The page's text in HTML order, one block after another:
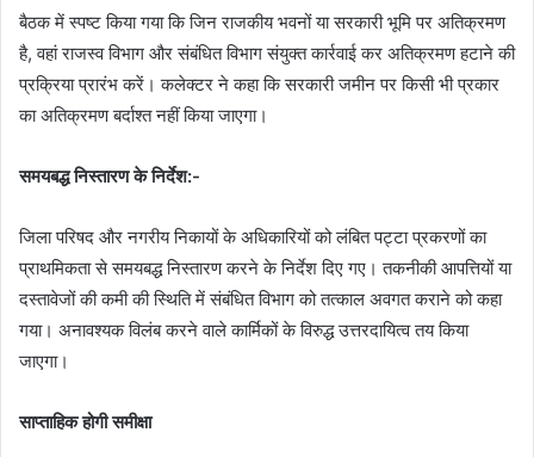
बैठक में स्पष्ट किया गया कि जिन राजकीय भवनों या सरकारी भूमि पर अतिक्रमण
है, वहां राजस्व विभाग और संबंधित विभाग संयुक्त कार्रवाई कर अतिक्रमण हटाने की
प्रक्रिया प्रारंभ करें। कलेक्टर ने कहा कि सरकारी जमीन पर किसी भी प्रकार
का अतिक्रमण बर्दाश्त नहीं किया जाएगा।
समयबद्ध निस्तारण के निर्देश:-
जिला परिषद और नगरीय निकायों के अधिकारियों को लंबित पट्टा प्रकरणों का
प्राथमिकता से समयबद्ध निस्तारण करने के निर्देश दिए गए। तकनीकी आपत्तियों या
दस्तावेजों की कमी की स्थिति में संबंधित विभाग को तत्काल अवगत कराने को कहा
गया। अनावश्यक विलंब करने वाले कार्मिकों के विरुद्ध उत्तरदायित्व तय किया
जाएगा।
साप्ताहिक होगी समीक्षा